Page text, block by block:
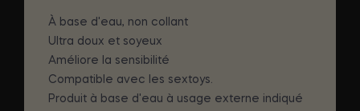
À base d'eau, non collant
Ultra doux et soyeux
Améliore la sensibilité
Compatible avec les sextoys.
Produit à base d'eau à usage externe indiqué